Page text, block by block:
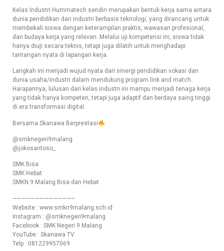
Kelas Industri Hummatech sendiri merupakan bentuk kerja sama antara
dunia pendidikan dan industri berbasis teknologi, yang dirancang untuk
membekali siswa dengan keterampilan praktis, wawasan profesional,
dan budaya kerja yang relevan. Melalui uji kompetensi ini, siswa tidak
hanya diuji secara teknis, tetapi juga dilatih untuk menghadapi
tantangan nyata di lapangan kerja.
Langkah ini menjadi wujud nyata dari sinergi pendidikan vokasi dan
dunia usaha/industri dalam mendukung program link and match.
Harapannya, lulusan dari kelas industri ini mampu menjadi tenaga kerja
yang tidak hanya kompeten, tetapi juga adaptif dan berdaya saing tinggi
di era transformasi digital.
Bersama Skanawa Berprestasi
@smknegeri9malang
@jokosantoso_
SMK Bisa
SMK Hebat
SMKN 9 Malang Bisa dan Hebat
—————————————–
Website : www.smkn9malang.sch.id
Instagram : @smknegeri9malang
Facebook : SMK Negeri 9 Malang
YouTube : Skanawa TV
Telp : 081229957069